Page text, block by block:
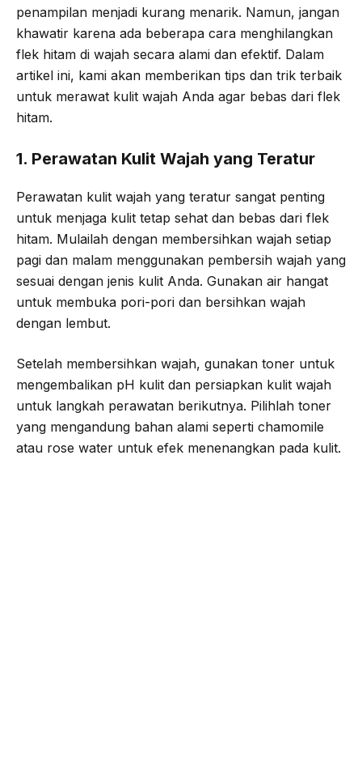
penampilan menjadi kurang menarik. Namun, jangan
khawatir karena ada beberapa cara menghilangkan
flek hitam di wajah secara alami dan efektif. Dalam
artikel ini, kami akan memberikan tips dan trik terbaik
untuk merawat kulit wajah Anda agar bebas dari flek
hitam.
1. Perawatan Kulit Wajah yang Teratur
Perawatan kulit wajah yang teratur sangat penting
untuk menjaga kulit tetap sehat dan bebas dari flek
hitam. Mulailah dengan membersihkan wajah setiap
pagi dan malam menggunakan pembersih wajah yang
sesuai dengan jenis kulit Anda. Gunakan air hangat
untuk membuka pori-pori dan bersihkan wajah
dengan lembut.
Setelah membersihkan wajah, gunakan toner untuk
mengembalikan pH kulit dan persiapkan kulit wajah
untuk langkah perawatan berikutnya. Pilihlah toner
yang mengandung bahan alami seperti chamomile
atau rose water untuk efek menenangkan pada kulit.